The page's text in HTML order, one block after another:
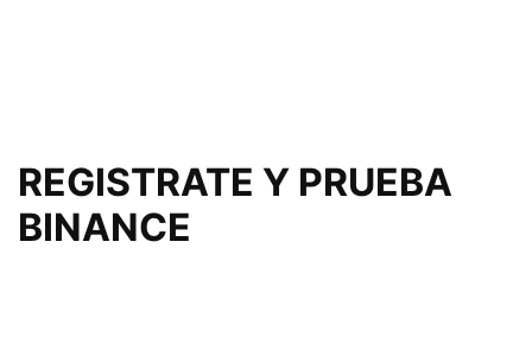
REGISTRATE Y PRUEBA
BINANCE